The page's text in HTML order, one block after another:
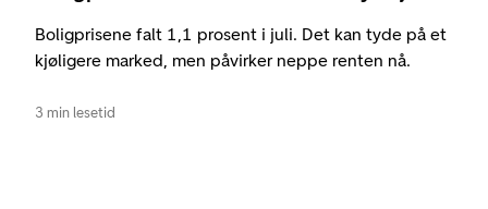
Boligprisene falt 1,1 prosent i juli. Det kan tyde på et
kjøligere marked, men påvirker neppe renten nå.
3 min lesetid